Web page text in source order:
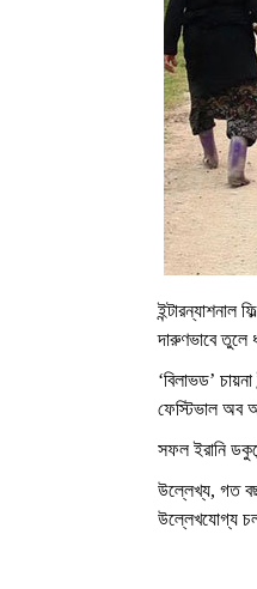
ইন্টারন্যাশনাল
দারুণভাবে তুলে
‘বিলাভড’
ফেস্টিভাল অব
সফল ইরানি
উল্লেখ্য, গত
উল্লেখযোগ্য